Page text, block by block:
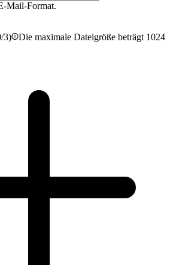
Mail-Format.
/3)
Die maximale Dateigröße beträgt 1024